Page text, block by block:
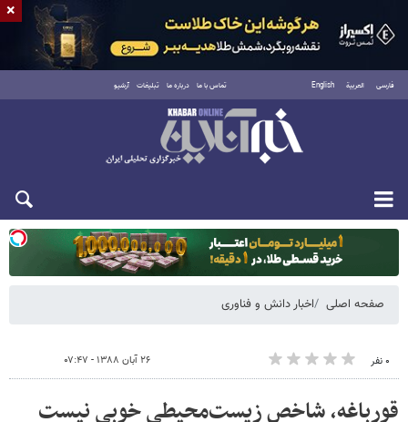
فارسی العربية English تماس با ما درباره ما تبلیغات آرشیو
یکشنبه ۱۸ مرداد ۱۴۰۵
صفحه اصلی اخبار دانش و فناوری
۰ نفر ۲۶ آبان ۱۳۸۸ - ۰۷:۴۷
قورباغه، شاخص زیست‌محیطی خوبی نیست
×